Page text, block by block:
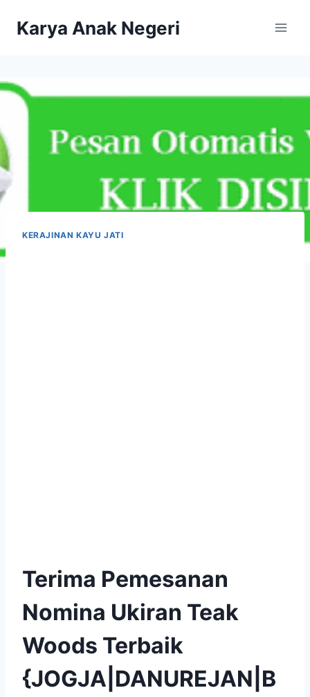
Karya Anak Negeri
KERAJINAN KAYU JATI
Terima Pemesanan
Nomina Ukiran Teak
Woods Terbaik
{JOGJA|DANUREJAN|B